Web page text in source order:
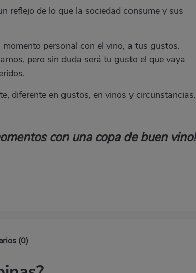
reflejo de lo que la sociedad consume y sus
personal con el vino, a tus gustos.
pero sin duda será tu gusto el que vaya
diferente en gustos, en vinos y circunstancias.
con una copa de buen vino!
(0)